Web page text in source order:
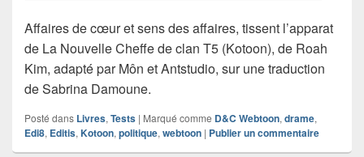
Affaires de cœur et sens des affaires, tissent l’apparat
de La Nouvelle Cheffe de clan T5 (Kotoon), de Roah
Kim, adapté par Môn et Antstudio, sur une traduction
de Sabrina Damoune.
Posté dans Livres, Tests | Marqué comme D&C Webtoon, drame,
Edi8, Editis, Kotoon, politique, webtoon | Publier un commentaire